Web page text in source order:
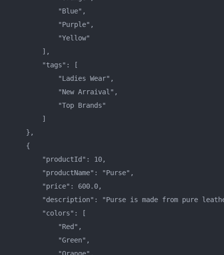
            "Blue",
            "Purple",
            "Yellow"
        ],
        "tags": [
            "Ladies Wear",
            "New Arraival",
            "Top Brands"
        ]
    },
    {
        "productId": 10,
        "productName": "Purse",
        "price": 600.0,
"description": "Purse is made from pure
        "colors": [
            "Red",
            "Green",